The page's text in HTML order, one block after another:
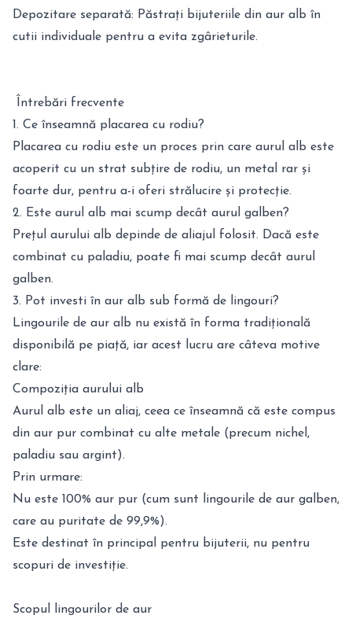
Depozitare separată: Păstrați bijuteriile din aur alb în
cutii individuale pentru a evita zgârieturile.
Întrebări frecvente
1. Ce înseamnă placarea cu rodiu?
Placarea cu rodiu este un proces prin care aurul alb este
acoperit cu un strat subțire de rodiu, un metal rar și
foarte dur, pentru a-i oferi strălucire și protecție.
2. Este aurul alb mai scump decât aurul galben?
Prețul aurului alb depinde de aliajul folosit. Dacă este
combinat cu paladiu, poate fi mai scump decât aurul
galben.
3. Pot investi în aur alb sub formă de lingouri?
Lingourile de aur alb nu există în forma tradițională
disponibilă pe piață, iar acest lucru are câteva motive
clare:
Compoziția aurului alb
Aurul alb este un aliaj, ceea ce înseamnă că este compus
din aur pur combinat cu alte metale (precum nichel,
paladiu sau argint).
Prin urmare:
Nu este 100% aur pur (cum sunt lingourile de aur galben,
care au puritate de 99,9%).
Este destinat în principal pentru bijuterii, nu pentru
scopuri de investiție.
Scopul lingourilor de aur